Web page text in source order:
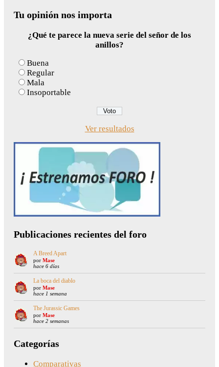
Tu opinión nos importa
¿Qué te parece la nueva serie del señor de los
anillos?
Buena
Regular
Mala
Insoportable
Ver resultados
Publicaciones recientes del foro
A Breed Apart
por Mase
hace 6 días
La boca del diablo
por Mase
hace 1 semana
The Jurassic Games
por Mase
hace 2 semanas
Categorías
Comparativas